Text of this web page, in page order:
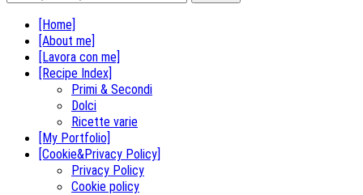
[Home]
[About me]
[Lavora con me]
[Recipe Index]
Primi & Secondi
Dolci
Ricette varie
[My Portfolio]
[Cookie&Privacy Policy]
Privacy Policy
Cookie policy